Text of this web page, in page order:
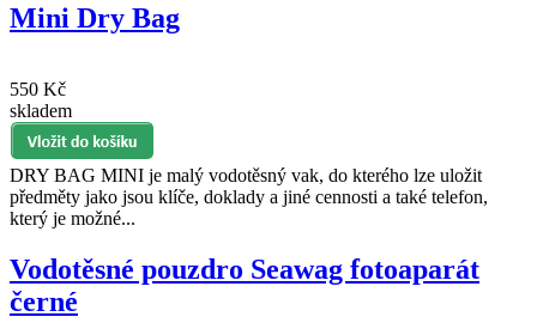
Mini Dry Bag
550 Kč
skladem
DRY BAG MINI je malý vodotěsný vak, do kterého lze uložit
předměty jako jsou klíče, doklady a jiné cennosti a také telefon,
který je možné...
Vodotěsné pouzdro Seawag fotoaparát
černé